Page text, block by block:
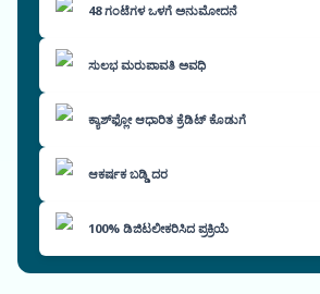
48 ಗಂಟೆಗಳ ಒಳಗೆ ಅನುಮೋದನೆ
ಸುಲಭ ಮರುಪಾವತಿ ಅವಧಿ
ಕ್ಯಾಶ್‌ಫ್ಲೋ ಆಧಾರಿತ ಕ್ರೆಡಿಟ್ ಕೊಡುಗೆ
ಆಕರ್ಷಕ ಬಡ್ಡಿ ದರ
100% ಡಿಜಿಟಲೀಕರಿಸಿದ ಪ್ರಕ್ರಿಯೆ